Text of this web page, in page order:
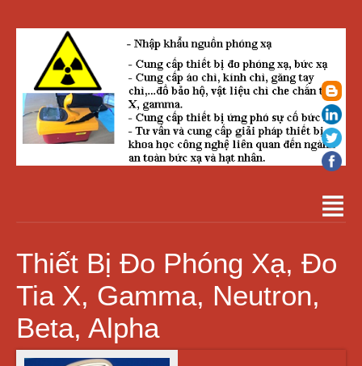
Thiết Bị Đo Phóng Xạ, Đo
Tia X, Gamma, Neutron,
Beta, Alpha